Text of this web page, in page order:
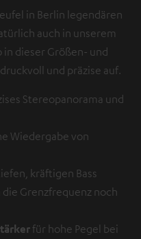
in Berlin legendären
auch in unserem
in dieser Größen- und
und präzise auf.
Stereopanorama und
Wiedergabe von
kräftigen Bass
Grenzfrequenz noch
für hohe Pegel bei